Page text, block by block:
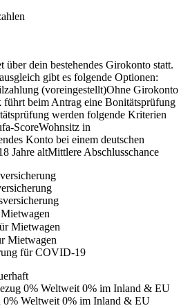
über dein bestehendes Girokonto statt.
gibt es folgende Optionen:
(voreingestellt)Ohne Girokonto
führt beim Antrag eine Bonitätsprüfung
werden folgende Kriterien
ScoreWohnsitz in
Konto bei einem deutschen
Jahre altMittlere Abschlusschance
Mietwagen
Mietwagen
für COVID-19
0% Weltweit 0% im Inland & EU
0% Weltweit 0% im Inland & EU